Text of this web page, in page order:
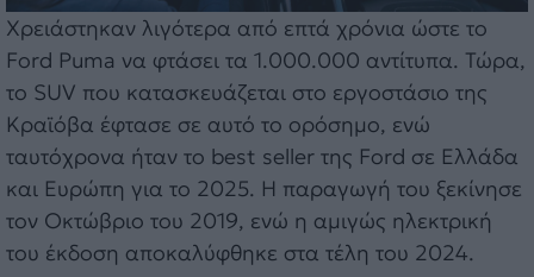
Χρειάστηκαν λιγότερα από επτά χρόνια ώστε το
Ford Puma να φτάσει τα 1.000.000 αντίτυπα. Τώρα,
το SUV που κατασκευάζεται στο εργοστάσιο της
Κραϊόβα έφτασε σε αυτό το ορόσημο, ενώ
ταυτόχρονα ήταν το best seller της Ford σε Ελλάδα
και Ευρώπη για το 2025. H παραγωγή του ξεκίνησε
τον Οκτώβριο του 2019, ενώ η αμιγώς ηλεκτρική
του έκδοση αποκαλύφθηκε στα τέλη του 2024.